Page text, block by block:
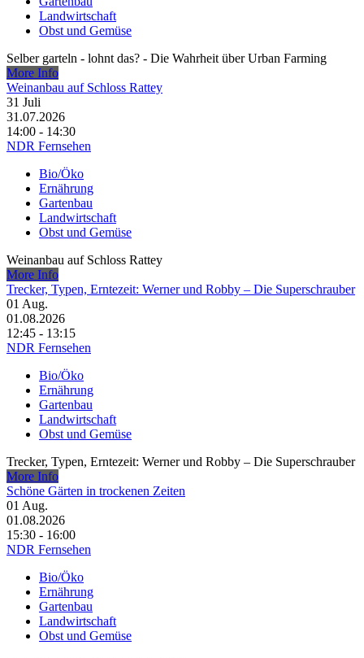
Landwirtschaft
Obst und Gemüse
Selber garteln - lohnt das? - Die Wahrheit über Urban Farming
More Info
Weinanbau auf Schloss Rattey
31 Juli
31.07.2026
14:00 - 14:30
NDR Fernsehen
Bio/Öko
Ernährung
Gartenbau
Landwirtschaft
Obst und Gemüse
Weinanbau auf Schloss Rattey
More Info
Trecker, Typen, Erntezeit: Werner und Robby – Die Superschrauber
01 Aug.
01.08.2026
12:45 - 13:15
NDR Fernsehen
Bio/Öko
Ernährung
Gartenbau
Landwirtschaft
Obst und Gemüse
Trecker, Typen, Erntezeit: Werner und Robby – Die Superschrauber
More Info
Schöne Gärten in trockenen Zeiten
01 Aug.
01.08.2026
15:30 - 16:00
NDR Fernsehen
Bio/Öko
Ernährung
Gartenbau
Landwirtschaft
Obst und Gemüse